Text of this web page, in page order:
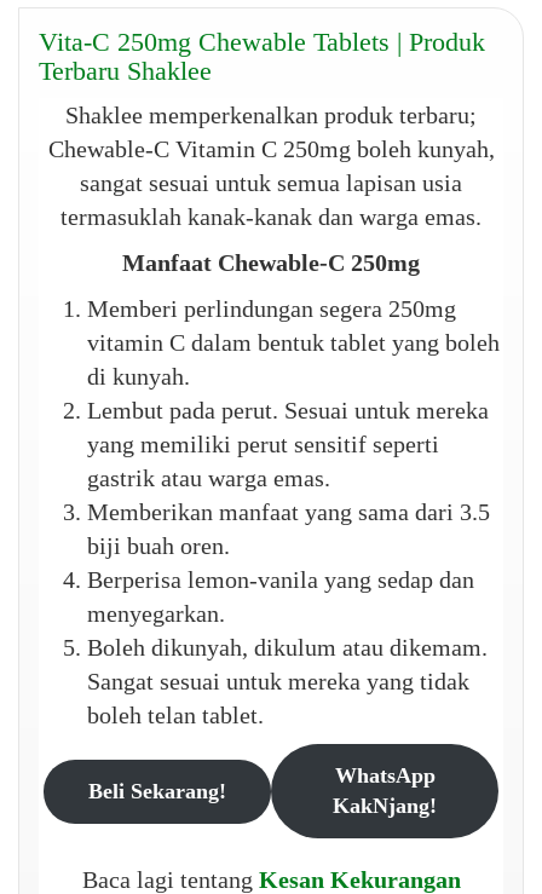
Vita-C 250mg Chewable Tablets | Produk
Terbaru Shaklee
Shaklee memperkenalkan produk terbaru;
Chewable-C Vitamin C 250mg boleh kunyah,
sangat sesuai untuk semua lapisan usia
termasuklah kanak-kanak dan warga emas.
Manfaat Chewable-C 250mg
Memberi perlindungan segera 250mg
vitamin C dalam bentuk tablet yang boleh
di kunyah.
Lembut pada perut. Sesuai untuk mereka
yang memiliki perut sensitif seperti
gastrik atau warga emas.
Memberikan manfaat yang sama dari 3.5
biji buah oren.
Berperisa lemon-vanila yang sedap dan
menyegarkan.
Boleh dikunyah, dikulum atau dikemam.
Sangat sesuai untuk mereka yang tidak
boleh telan tablet.
Beli Sekarang!
WhatsApp
KakNjang!
Baca lagi tentang Kesan Kekurangan